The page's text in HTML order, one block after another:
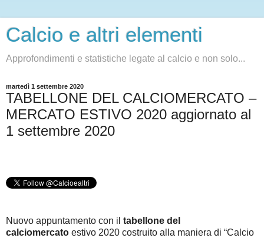
Calcio e altri elementi
Approfondimenti e statistiche legate al calcio e non solo...
martedì 1 settembre 2020
TABELLONE DEL CALCIOMERCATO –
MERCATO ESTIVO 2020 aggiornato al
1 settembre 2020
Nuovo appuntamento con il tabellone del
calciomercato estivo 2020 costruito alla maniera di “Calcio